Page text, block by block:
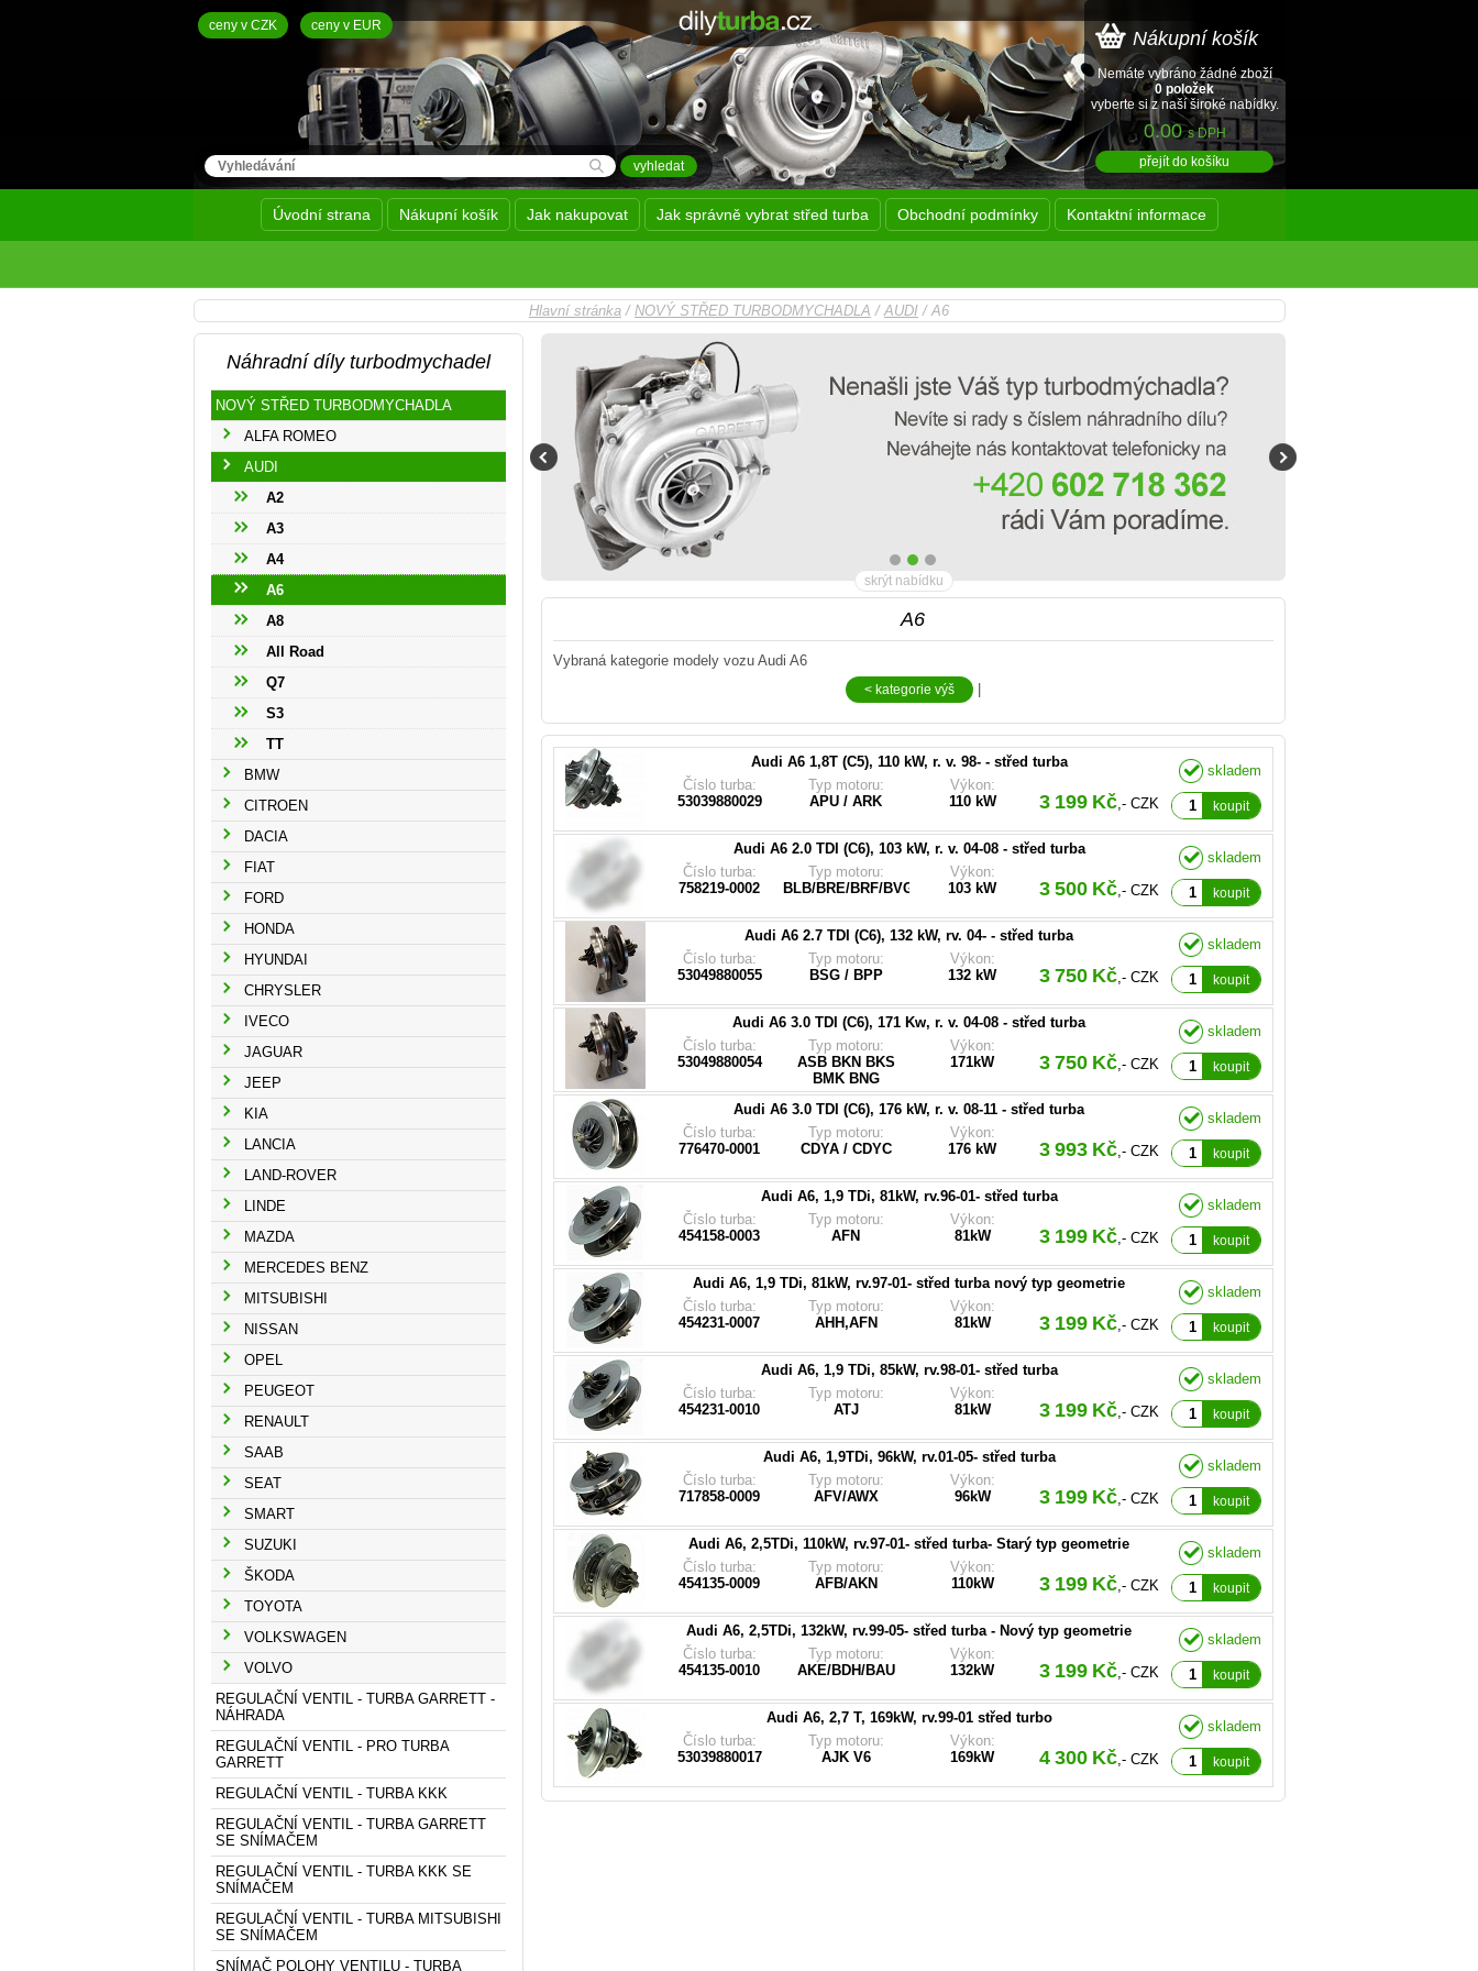
ceny v CZK ceny v EUR
Nákupní košík
Nemáte vybráno žádné zboží
0 položek
vyberte si z naší široké nabídky.
0.00s DPH
přejít do košíku
Úvodní strana Nákupní košík Jak nakupovat Jak správně vybrat střed turba Obchodní podmínky Kontaktní informace
Hlavní stránka / NOVÝ STŘED TURBODMYCHADLA /AUDI / A6
skrýt nabídku
A6
Vybraná kategorie modely vozu Audi A6
< kategorie výš |
Audi A6 1,8T (C5), 110 kW, r. v. 98- - střed turba
Číslo turba:
53039880029
Typ motoru:
APU / ARK
Výkon:
110 kW
3 199 Kč,- CZK koupit
skladem
Pasuje do turbodmychadla (O.E):
53039700029, 058145703J, 058145703JX, 058145703JV, 058145703N
Audi A6 2.0 TDI (C6), 103 kW, r. v. 04-08 - střed turba
Číslo turba:
758219-0002
Typ motoru:
BLB/BRE/BRF/BVG/BVF
Výkon:
103 kW
3 500 Kč,- CZK koupit
skladem
Pasuje do turbodmychadla (O.E):
758219-5004S, 758219-9003S, 758219-5003S, 758219-0003, 03G145702F,
03G145702FX, 03G145702FV, 03G145702K
Audi A6 2.7 TDI (C6), 132 kW, rv. 04- - střed turba
Číslo turba:
53049880055
Typ motoru:
BSG / BPP
Výkon:
132 kW
3 750 Kč,- CZK koupit
skladem
Pasuje do turbodmychadla (O.E):
53049880044, 53049880051, 059145715E, 059145702N, 059145702T
Audi A6 3.0 TDI (C6), 171 Kw, r. v. 04-08 - střed turba
Číslo turba:
53049880054
Typ motoru:
ASB BKN BKS
BMK BNG
Výkon:
171kW
3 750 Kč,- CZK koupit
skladem
Pasuje do turbodmychadla (O.E):
059145702F, 059145702L, 059145702M, 059145702R, 059145702S,
059145715F, 53049880054, 53049880050, 53049700045, 53049700043,
Audi A6 3.0 TDI (C6), 176 kW, r. v. 08-11 - střed turba
Číslo turba:
776470-0001
Typ motoru:
CDYA / CDYC
Výkon:
176 kW
3 993 Kč,- CZK koupit
skladem
Pasuje do turbodmychadla (O.E):
776470-5003S, 776470-5001S, 776470-0003, 059145722R
Audi A6, 1,9 TDi, 81kW, rv.96-01- střed turba
Číslo turba:
454158-0003
Typ motoru:
AFN
Výkon:
81kW
3 199 Kč,- CZK koupit
skladem
Pasuje do turbodmychadla (O.E):
028145702C, 028145702CX, 028145702CV, 454158-0001, 454158-0003
Audi A6, 1,9 TDi, 81kW, rv.97-01- střed turba nový typ geometrie
Číslo turba:
454231-0007
Typ motoru:
AHH,AFN
Výkon:
81kW
3 199 Kč,- CZK koupit
skladem
Pasuje do turbodmychadla (O.E):
028145702H, 028145702HX, 028145702HV, 454231-0001, 454231-0003,
454231-0004, 454231-0005, 454231-5005S, 454231-5007, 028145702H,
Audi A6, 1,9 TDi, 85kW, rv.98-01- střed turba
Číslo turba:
454231-0010
Typ motoru:
ATJ
Výkon:
81kW
3 199 Kč,- CZK koupit
skladem
Pasuje do turbodmychadla (O.E):
028145702R, 028145702RX, 028145702RV, 038145702L, 454231-0002,
454231-0006, 454231-0008, 454231-0009, 454231-5009S,454231-5010
Audi A6, 1,9TDi, 96kW, rv.01-05- střed turba
Číslo turba:
717858-0009
Typ motoru:
AFV/AWX
Výkon:
96kW
3 199 Kč,- CZK koupit
skladem
Pasuje do turbodmychadla (O.E):
038145702G, 038145702GX, 038145702GV, 038145702E, 038145702J,
038145702N, 712077-0001, 716215-0001, 717858-0001, 717858-0002,
717858-0008, 717858-5007S, 717858-5008S
Audi A6, 2,5TDi, 110kW, rv.97-01- střed turba- Starý typ geometrie
Číslo turba:
454135-0009
Typ motoru:
AFB/AKN
Výkon:
110kW
3 199 Kč,- CZK koupit
skladem
Pasuje do turbodmychadla (O.E):
059145701G, 059145701GX, 059145701GV, 059145701C, 059145701CX,
059145701CV, 059145702D, 454135-0001, 454135-0002, 454135-0006,
Audi A6, 2,5TDi, 132kW, rv.99-05- střed turba - Nový typ geometrie
Číslo turba:
454135-0010
Typ motoru:
AKE/BDH/BAU
Výkon:
132kW
3 199 Kč,- CZK koupit
skladem
Pasuje do turbodmychadla (O.E):
059145701S, 059145701SX, 059145701SV, 059145701K, 059145701D,
059145701F, 454135-0003, 454135-0005, 454135-0008, 454135-0010
Audi A6, 2,7 T, 169kW, rv.99-01 střed turbo
Číslo turba:
53039880017
Typ motoru:
AJK V6
Výkon:
169kW
4 300 Kč,- CZK koupit
skladem
Pasuje do turbodmychadla (O.E):
53039700017, 078145702S, 078145704S, 078145704R, 078145704L,
078145702H, 078145704C, 078145704B, 078145702L
Náhradní díly turbodmychadel
NOVÝ STŘED TURBODMYCHADLA
ALFA ROMEO
AUDI
A2
A3
A4
A6
A8
All Road
Q7
S3
TT
BMW
CITROEN
DACIA
FIAT
FORD
HONDA
HYUNDAI
CHRYSLER
IVECO
JAGUAR
JEEP
KIA
LANCIA
LAND-ROVER
LINDE
MAZDA
MERCEDES BENZ
MITSUBISHI
NISSAN
OPEL
PEUGEOT
RENAULT
SAAB
SEAT
SMART
SUZUKI
ŠKODA
TOYOTA
VOLKSWAGEN
VOLVO
REGULAČNÍ VENTIL - TURBA GARRETT -
NÁHRADA
REGULAČNÍ VENTIL - PRO TURBA
GARRETT
REGULAČNÍ VENTIL - TURBA KKK
REGULAČNÍ VENTIL - TURBA GARRETT
SE SNÍMAČEM
REGULAČNÍ VENTIL - TURBA KKK SE
SNÍMAČEM
REGULAČNÍ VENTIL - TURBA MITSUBISHI
SE SNÍMAČEM
SNÍMAČ POLOHY VENTILU - TURBA